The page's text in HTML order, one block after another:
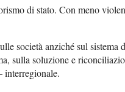
di stato. Con meno
società anziché sul sistema
sulla soluzione e
interregionale.